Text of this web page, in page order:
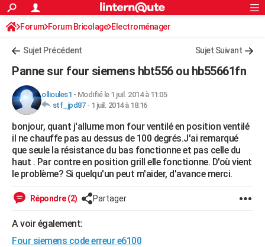
ACTUALITÉS
Politique
Société
Faits Divers
Education
Monde
Villes
+
FINANCE
Retraite
Impôts
Epargne
Immobilier
Risques naturels par ville
Banque
Assurance
Crédit
AUTO
Essais
Réserver un essai
Citadines
Berlines
SUV
Forum auto
+HIGH-TECH
Mobiles
Meilleur smartphone
Internet
Ordinateurs
Jeux vidéo
Guide high-tech
+BRICOLAGE
Forum
Aménagement intérieur
Extérieur
Cuisine
Salle de bains
Jardinage
Rangement
Guides de France
Escapades
Patrimoine
Expositions
Musées
Week-end nature
Art de vivre
Bien-être
Loisirs
Mode
Modes de vie
S'inscrire
Connexion
Forum Forum Bricolage Electroménager
Sujet Précédent Sujet Suivant
Panne sur four siemens hbt556 ou hb55661fn
ollioules1 - Modifié le 1 juil. 2014 à 11:05
stf_jpd87- 1 juil. 2014 à 18:16
bonjour, quant j'allume mon four ventilé en position ventilé
il ne chauffe pas au dessus de 100 degrés.J'ai remarqué
que seule la résistance du bas fonctionne et pas celle du
haut . Par contre en position grill elle fonctionne. D'où vient
le problème? Si quelqu'un peut m'aider, d'avance merci.
Répondre (2) Partager
A voir également:
Four siemens code erreur e6100